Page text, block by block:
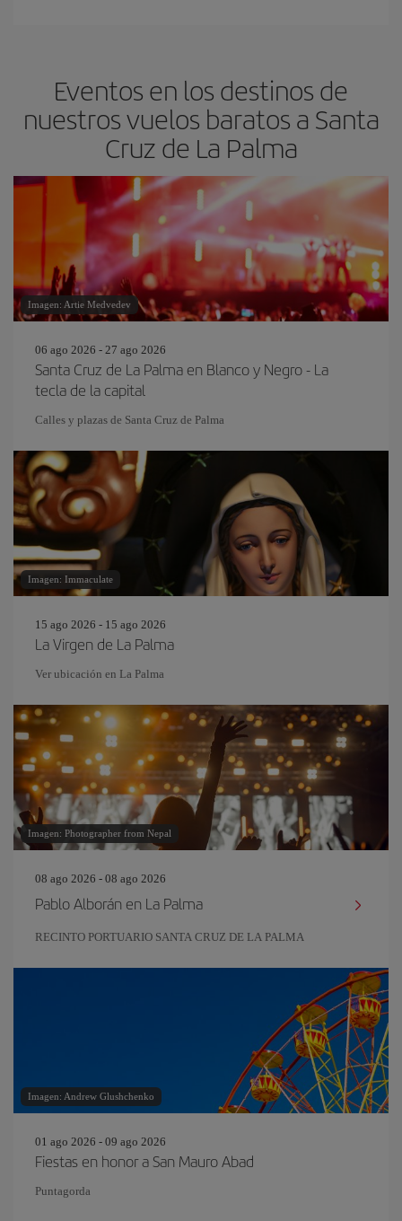
Eventos en los destinos de
nuestros vuelos baratos a Santa
Cruz de La Palma
Imagen: Artie Medvedev
06 ago 2026 - 27 ago 2026
Santa Cruz de La Palma en Blanco y Negro - La
tecla de la capital
Calles y plazas de Santa Cruz de Palma
Imagen: Immaculate
15 ago 2026 - 15 ago 2026
La Virgen de La Palma
Ver ubicación en La Palma
Imagen: Photographer from Nepal
08 ago 2026 - 08 ago 2026
Pablo Alborán en La Palma
RECINTO PORTUARIO SANTA CRUZ DE LA PALMA
Imagen: Andrew Glushchenko
01 ago 2026 - 09 ago 2026
Fiestas en honor a San Mauro Abad
Puntagorda